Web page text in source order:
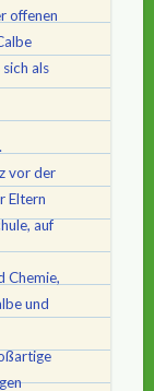
offenen
als
vor der
Eltern
auf
Chemie,
und